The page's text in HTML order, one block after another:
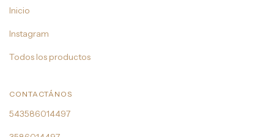
Inicio
Instagram
Todos los productos
CONTACTÁNOS
543586014497